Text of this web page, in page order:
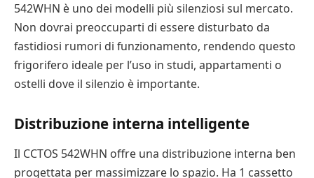
542WHN è uno dei modelli più silenziosi sul mercato.
Non dovrai preoccuparti di essere disturbato da
fastidiosi rumori di funzionamento, rendendo questo
frigorifero ideale per l’uso in studi, appartamenti o
ostelli dove il silenzio è importante.
Distribuzione interna intelligente
Il CCTOS 542WHN offre una distribuzione interna ben
progettata per massimizzare lo spazio. Ha 1 cassetto